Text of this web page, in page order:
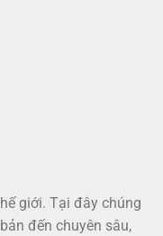
giới. Tại đây chúng
đến chuyên sâu,